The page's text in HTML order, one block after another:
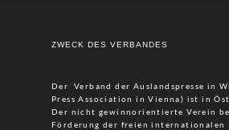
ZWECK DES VERBANDES
Der Verband der Auslandspresse in
Press Association in Vienna) ist in
Der nicht gewinnorientierte Verein
Förderung der freien internationalen